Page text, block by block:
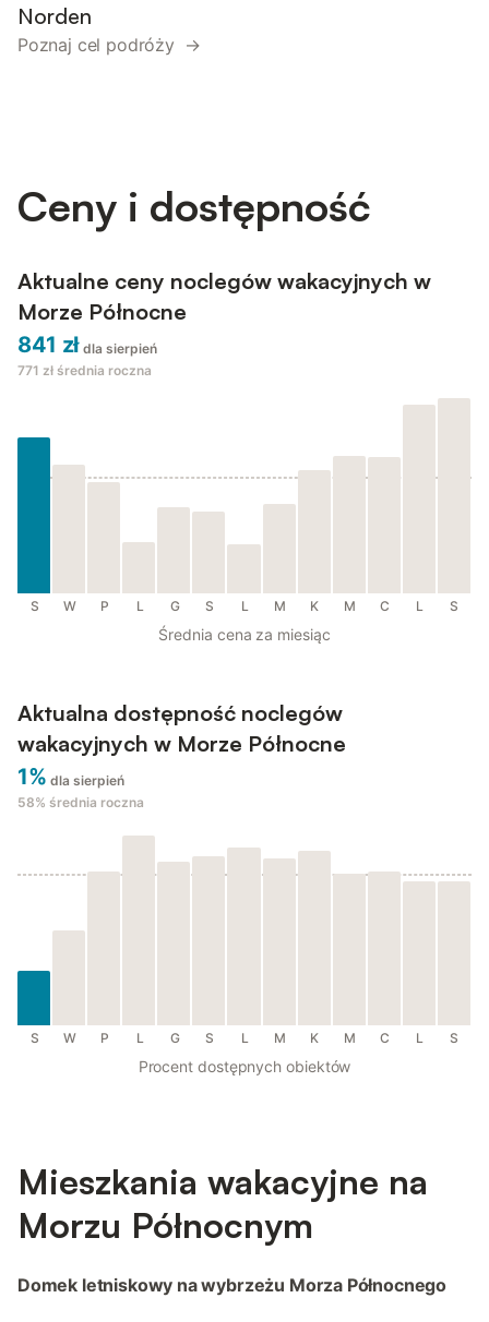
Norden
Poznaj cel podróży →
Ceny i dostępność
Aktualne ceny noclegów wakacyjnych w
Morze Północne
841 zł dla sierpień
771 zł średnia roczna
S W P L G S L M K M C L S
Średnia cena za miesiąc
Aktualna dostępność noclegów
wakacyjnych w Morze Północne
1% dla sierpień
58% średnia roczna
S W P L G S L M K M C L S
Procent dostępnych obiektów
Mieszkania wakacyjne na
Morzu Północnym
Domek letniskowy na wybrzeżu Morza Północnego